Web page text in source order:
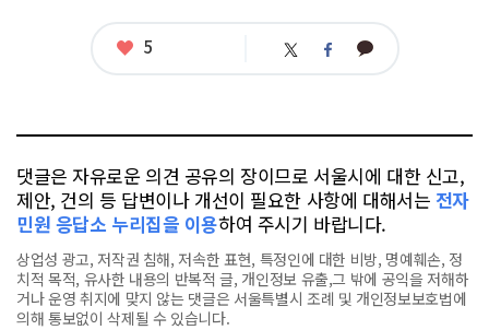
좋
5 트 페 카
댓글은 자유로운 의견 공유의 장이므로 서울시에 대한 신고,
제안, 건의 등 답변이나 개선이 필요한 사항에 대해서는 전자
민원 응답소 누리집을 이용하여 주시기 바랍니다.
상업성 광고, 저작권 침해, 저속한 표현, 특정인에 대한 비방, 명예훼손, 정
치적 목적, 유사한 내용의 반복적 글, 개인정보 유출,그 밖에 공익을 저해하
거나 운영 취지에 맞지 않는 댓글은 서울특별시 조례 및 개인정보보호법에
의해 통보없이 삭제될 수 있습니다.